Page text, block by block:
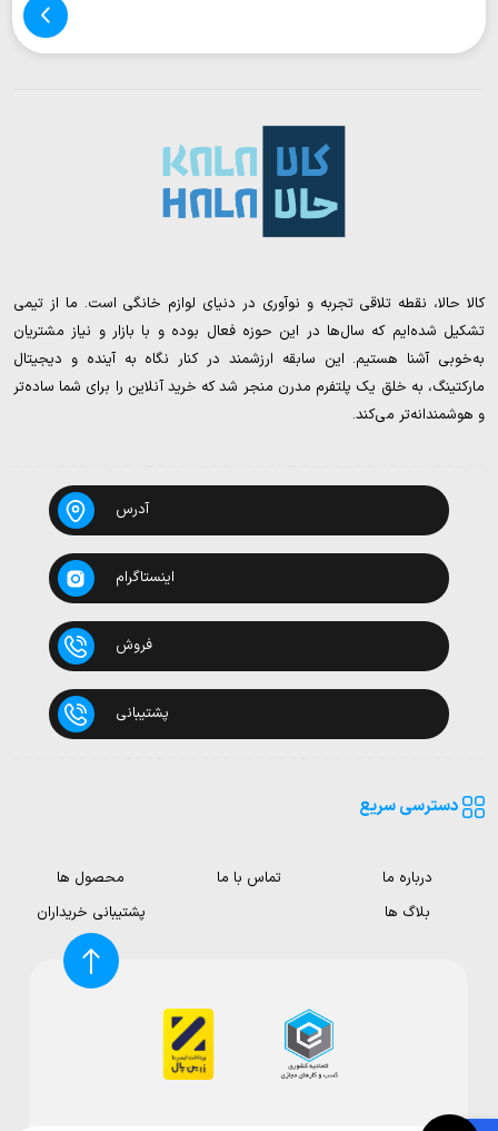
کالا حالا، نقطه تلاقی تجربه و نوآوری در دنیای لوازم خانگی است. ما از تیمی
تشکیل شده‌ایم که سال‌ها در این حوزه فعال بوده و با بازار و نیاز مشتریان
به‌خوبی آشنا هستیم. این سابقه ارزشمند در کنار نگاه به آینده و دیجیتال
مارکتینگ، به خلق یک پلتفرم مدرن منجر شد که خرید آنلاین را برای شما ساده‌تر
و هوشمندانه‌تر می‌کند.
آدرس
اینستاگرام
فروش
پشتیبانی
دسترسی سریع
درباره ما تماس با ما
محصول ها
بلاگ ها
پشتیبانی خریداران